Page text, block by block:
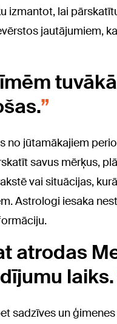
izmantot, lai
jautājumiem,
no jūtamākajiem
savus mērķus,
vai situācijas,
Astrologi iesaka
atrodas
laiks.
sadzīves un